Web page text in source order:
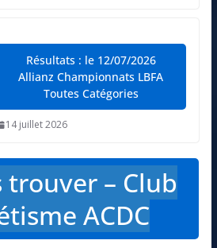
Résultats : le 12/07/2026
Allianz Championnats LBFA
Toutes Catégories
14 juillet 2026
trouver – Club
ACDC